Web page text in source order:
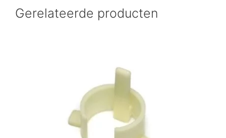
Gerelateerde producten